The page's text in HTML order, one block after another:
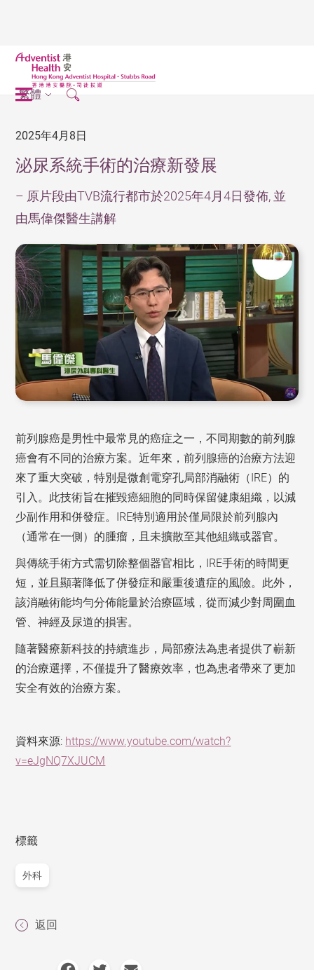
繁體
2025年4月8日
泌尿系統手術的治療新發展
– 原片段由TVB流行都市於2025年4月4日發佈, 並
由馬偉傑醫生講解
前列腺癌是男性中最常見的癌症之一，不同期數的前列腺
癌會有不同的治療方案。近年來，前列腺癌的治療方法迎
來了重大突破，特別是微創電穿孔局部消融術（IRE）的
引入。此技術旨在摧毀癌細胞的同時保留健康組織，以減
少副作用和併發症。IRE特別適用於僅局限於前列腺內
（通常在一側）的腫瘤，且未擴散至其他組織或器官。
與傳統手術方式需切除整個器官相比，IRE手術的時間更
短，並且顯著降低了併發症和嚴重後遺症的風險。此外，
該消融術能均勻分佈能量於治療區域，從而減少對周圍血
管、神經及尿道的損害。
隨著醫療新科技的持續進步，局部療法為患者提供了嶄新
的治療選擇，不僅提升了醫療效率，也為患者帶來了更加
安全有效的治療方案。
資料來源: https://www.youtube.com/watch?
v=eJgNQ7XJUCM
標籤
外科
返回